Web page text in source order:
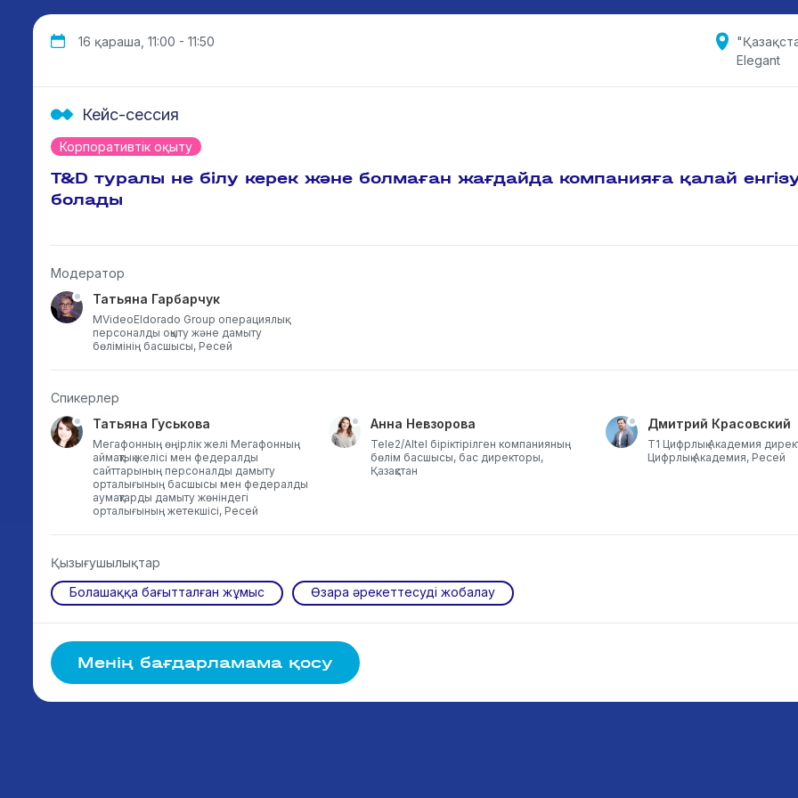
16 қараша, 11:00 - 11:50
Elegant
Корпоративтік оқыту
Кейс-сессия
T&D туралы не білу керек және болмаған жағдайда компанияға қалай
болады
Модератор
Татьяна Гарбарчук
MVideoEldorado Group операциялық
персоналды оқыту және дамыту
бөлімінің басшысы, Ресей
Спикерлер
Татьяна Гуськова
Мегафонның өңірлік желі Мегафонның
аймақтық желісі мен федералды
сайттарының персоналды дамыту
орталығының басшысы мен федералды
аумақтарды дамыту жөніндегі
орталығының жетекшісі, Ресей
Анна Невзорова
Tele2/Altel біріктірілген компанияның
бөлім басшысы, бас директоры,
Қазақстан
Дмитрий Красовский
Т1 Цифрлық Академия
Цифрлық Академия, Ресей
Қызығушылықтар
Болашаққа бағытталған жұмыс
Өзара әрекеттесуді жобалау
Менің бағдарламама қосу